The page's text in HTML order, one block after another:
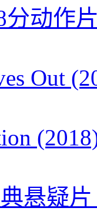
分动作
Out
悬疑